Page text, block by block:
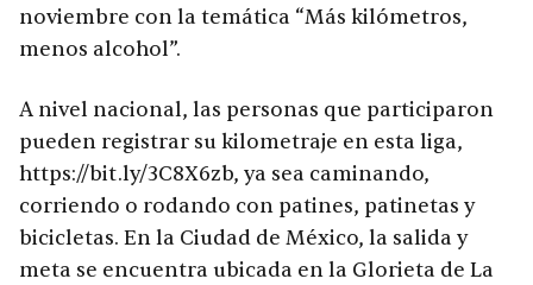
noviembre con la temática “Más kilómetros,
menos alcohol”.
A nivel nacional, las personas que participaron
pueden registrar su kilometraje en esta liga,
https://bit.ly/3C8X6zb, ya sea caminando,
corriendo o rodando con patines, patinetas y
bicicletas. En la Ciudad de México, la salida y
meta se encuentra ubicada en la Glorieta de La